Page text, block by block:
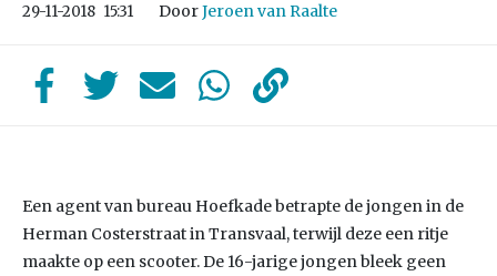
29-11-2018 15:31 DoorJeroen van Raalte
Een agent van bureau Hoefkade betrapte de jongen in de
Herman Costerstraat in Transvaal, terwijl deze een ritje
maakte op een scooter. De 16-jarige jongen bleek geen